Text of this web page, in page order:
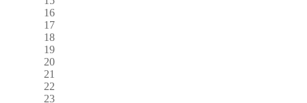
16
17
18
19
20
21
22
23